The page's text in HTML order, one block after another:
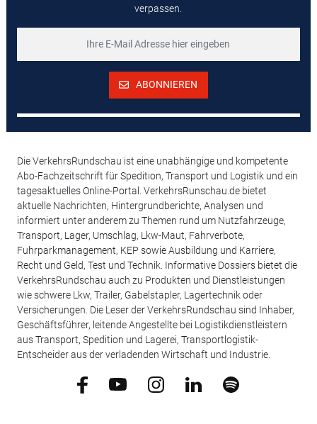
verpassen.
ABONNIEREN
Die VerkehrsRundschau ist eine unabhängige und kompetente
Abo-Fachzeitschrift für Spedition, Transport und Logistik und ein
tagesaktuelles Online-Portal. VerkehrsRunschau.de bietet
aktuelle Nachrichten, Hintergrundberichte, Analysen und
informiert unter anderem zu Themen rund um Nutzfahrzeuge,
Transport, Lager, Umschlag, Lkw-Maut, Fahrverbote,
Fuhrparkmanagement, KEP sowie Ausbildung und Karriere,
Recht und Geld, Test und Technik. Informative Dossiers bietet die
VerkehrsRundschau auch zu Produkten und Dienstleistungen
wie schwere Lkw, Trailer, Gabelstapler, Lagertechnik oder
Versicherungen. Die Leser der VerkehrsRundschau sind Inhaber,
Geschäftsführer, leitende Angestellte bei Logistikdienstleistern
aus Transport, Spedition und Lagerei, Transportlogistik-
Entscheider aus der verladenden Wirtschaft und Industrie.